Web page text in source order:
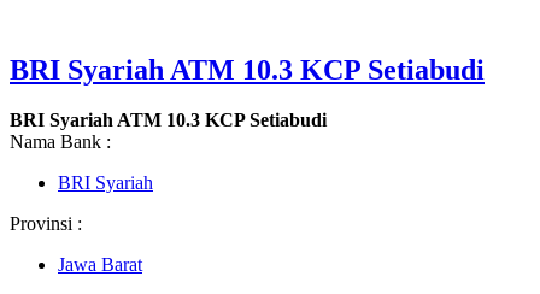
BRI Syariah ATM 10.3 KCP Setiabudi
BRI Syariah ATM 10.3 KCP Setiabudi
Nama Bank :
BRI Syariah
Provinsi :
Jawa Barat